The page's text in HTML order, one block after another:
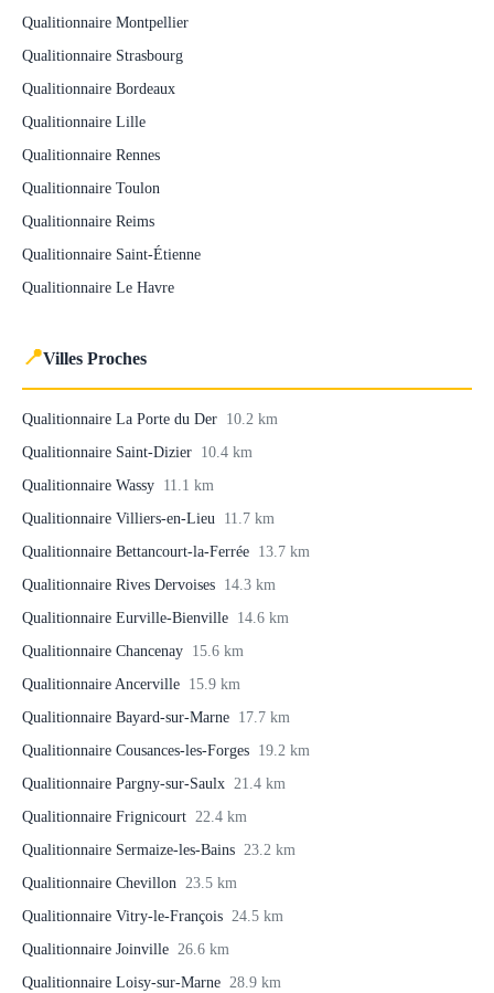
Qualitionnaire Montpellier
Qualitionnaire Strasbourg
Qualitionnaire Bordeaux
Qualitionnaire Lille
Qualitionnaire Rennes
Qualitionnaire Toulon
Qualitionnaire Reims
Qualitionnaire Saint-Étienne
Qualitionnaire Le Havre
📍Villes Proches
Qualitionnaire La Porte du Der 10.2 km
Qualitionnaire Saint-Dizier 10.4 km
Qualitionnaire Wassy 11.1 km
Qualitionnaire Villiers-en-Lieu 11.7 km
Qualitionnaire Bettancourt-la-Ferrée 13.7 km
Qualitionnaire Rives Dervoises 14.3 km
Qualitionnaire Eurville-Bienville 14.6 km
Qualitionnaire Chancenay 15.6 km
Qualitionnaire Ancerville 15.9 km
Qualitionnaire Bayard-sur-Marne 17.7 km
Qualitionnaire Cousances-les-Forges 19.2 km
Qualitionnaire Pargny-sur-Saulx 21.4 km
Qualitionnaire Frignicourt 22.4 km
Qualitionnaire Sermaize-les-Bains 23.2 km
Qualitionnaire Chevillon 23.5 km
Qualitionnaire Vitry-le-François 24.5 km
Qualitionnaire Joinville 26.6 km
Qualitionnaire Loisy-sur-Marne 28.9 km